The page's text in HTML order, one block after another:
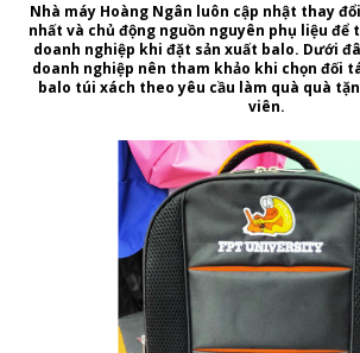
Nhà máy Hoàng Ngân luôn cập nhật thay
nhất và chủ động nguồn nguyên phụ liệu để
doanh nghiệp khi đặt sản xuất balo. Dưới
doanh nghiệp nên tham khảo khi chọn đối
balo túi xách theo yêu cầu làm quà quà
viên.